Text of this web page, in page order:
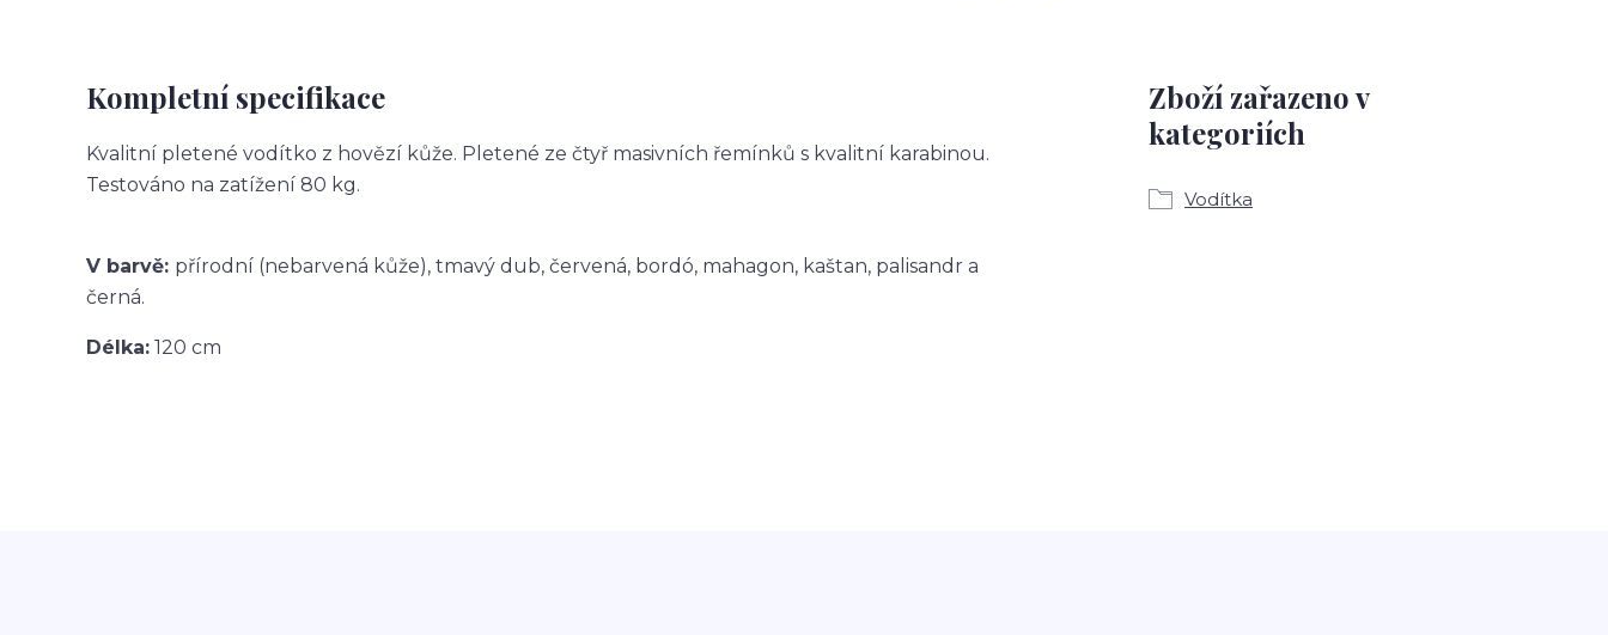
Kompletní specifikace
Kvalitní pletené vodítko z hovězí kůže. Pletené ze čtyř masivních řemínků s kvalitní karabinou.
Testováno na zatížení 80 kg.
V barvě: přírodní (nebarvená kůže), tmavý dub, červená, bordó, mahagon, kaštan, palisandr a
černá.
Délka: 120 cm
Zboží zařazeno v
kategoriích
Vodítka